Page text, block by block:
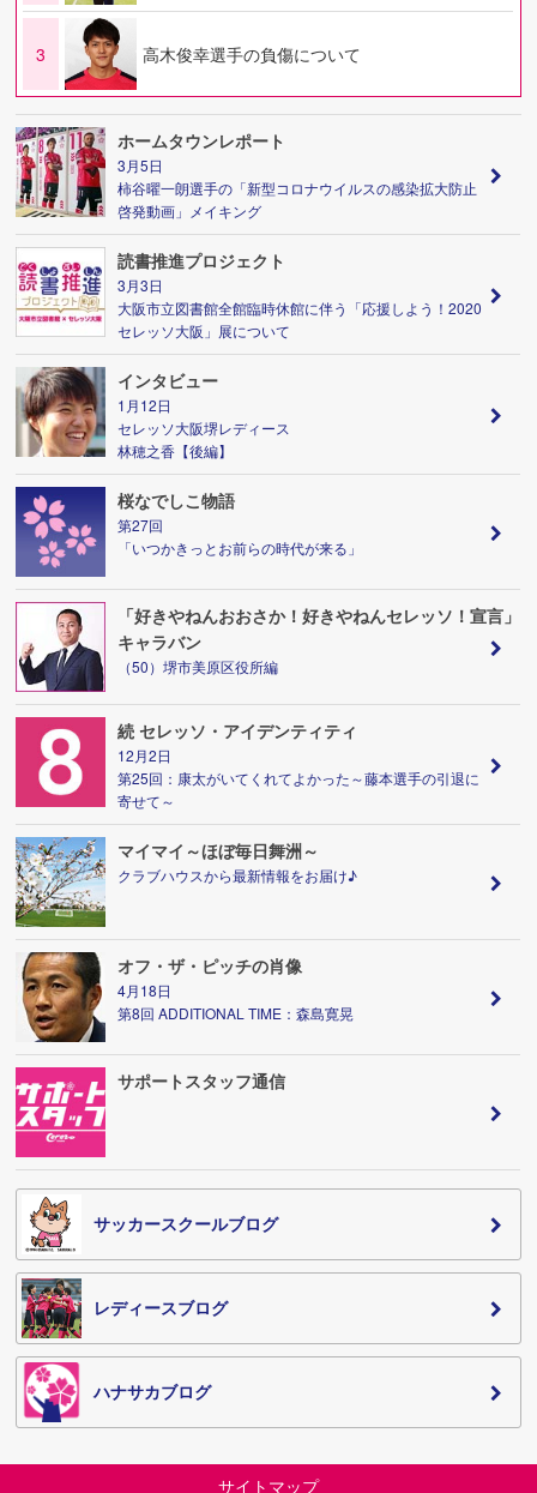
3 高木俊幸選手の負傷について
ホームタウンレポート
3月5日
柿谷曜一朗選手の「新型コロナウイルスの感染拡大防止
啓発動画」メイキング
読書推進プロジェクト
3月3日
大阪市立図書館全館臨時休館に伴う「応援しよう！2020
セレッソ大阪」展について
インタビュー
1月12日
セレッソ大阪堺レディース
林穂之香【後編】
桜なでしこ物語
第27回
「いつかきっとお前らの時代が来る」
「好きやねんおおさか！好きやねんセレッソ！宣言」
キャラバン
（50）堺市美原区役所編
続 セレッソ・アイデンティティ
12月2日
第25回：康太がいてくれてよかった～藤本選手の引退に
寄せて～
マイマイ～ほぼ毎日舞洲～
クラブハウスから最新情報をお届け♪
オフ・ザ・ピッチの肖像
4月18日
第8回 ADDITIONAL TIME：森島寛晃
サポートスタッフ通信
サッカースクールブログ
レディースブログ
ハナサカブログ
サイトマップ